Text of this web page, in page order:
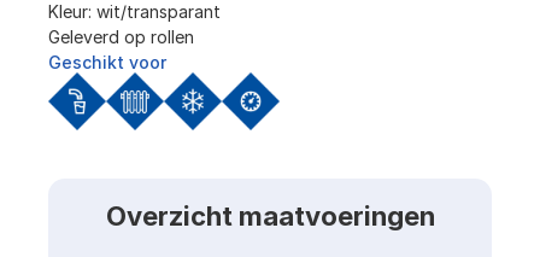
Kleur: wit/transparant
Geleverd op rollen
Geschikt voor
Overzicht maatvoeringen